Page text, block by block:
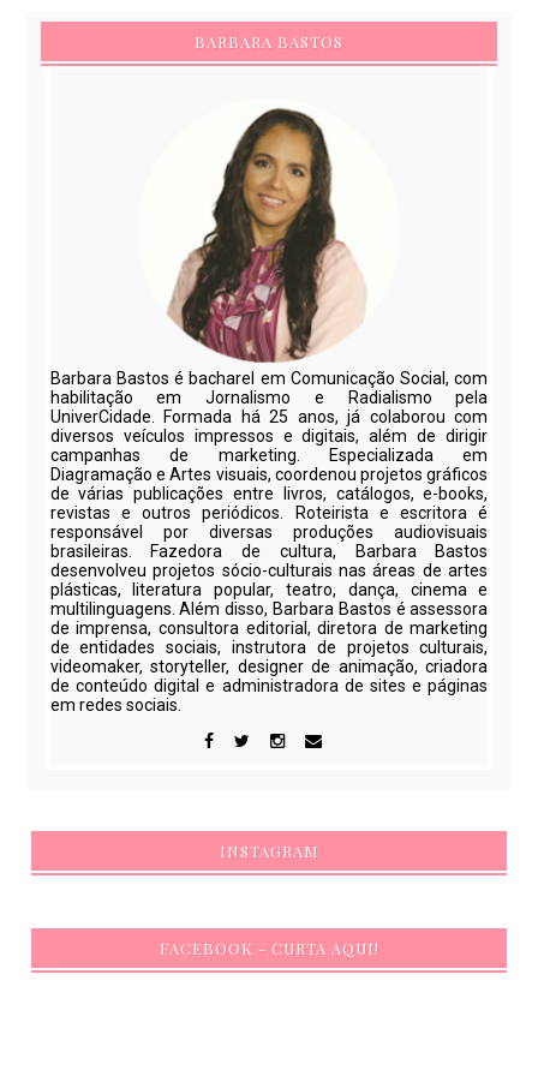
BARBARA BASTOS
Barbara Bastos é bacharel em Comunicação Social, com
habilitação em Jornalismo e Radialismo pela
UniverCidade. Formada há 25 anos, já colaborou com
diversos veículos impressos e digitais, além de dirigir
campanhas de marketing. Especializada em
Diagramação e Artes visuais, coordenou projetos gráficos
de várias publicações entre livros, catálogos, e-books,
revistas e outros periódicos. Roteirista e escritora é
responsável por diversas produções audiovisuais
brasileiras. Fazedora de cultura, Barbara Bastos
desenvolveu projetos sócio-culturais nas áreas de artes
plásticas, literatura popular, teatro, dança, cinema e
multilinguagens. Além disso, Barbara Bastos é assessora
de imprensa, consultora editorial, diretora de marketing
de entidades sociais, instrutora de projetos culturais,
videomaker, storyteller, designer de animação, criadora
de conteúdo digital e administradora de sites e páginas
em redes sociais.
INSTAGRAM
FACEBOOK - CURTA AQUI!